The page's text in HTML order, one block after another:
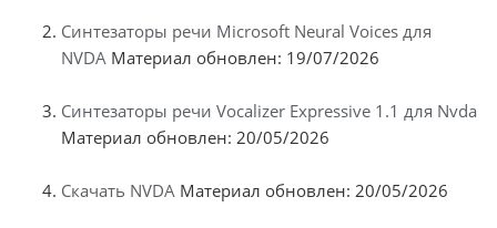
Синтезаторы речи Microsoft Neural Voices для
NVDA Материал обновлен: 19/07/2026
Синтезаторы речи Vocalizer Expressive 1.1 для Nvda
Материал обновлен: 20/05/2026
Скачать NVDA Материал обновлен: 20/05/2026